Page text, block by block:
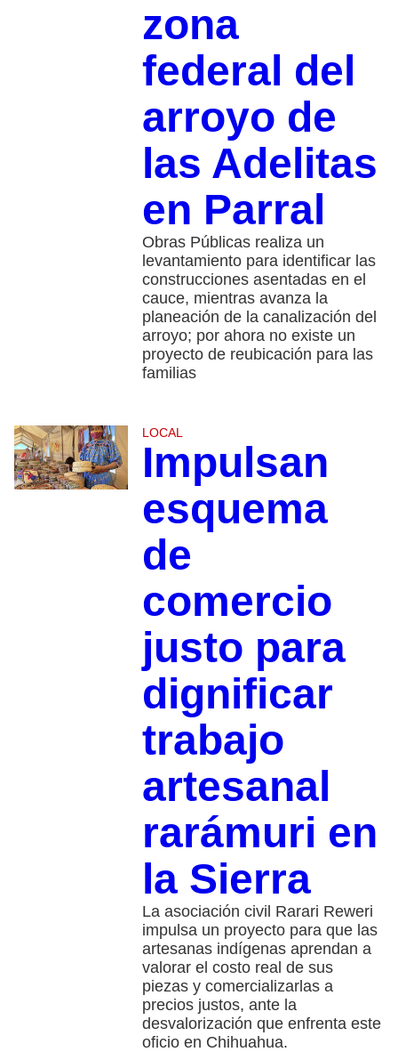
zona
federal del
arroyo de
las Adelitas
en Parral
Obras Públicas realiza un
levantamiento para identificar las
construcciones asentadas en el
cauce, mientras avanza la
planeación de la canalización del
arroyo; por ahora no existe un
proyecto de reubicación para las
familias
LOCAL
Impulsan
esquema
de
comercio
justo para
dignificar
trabajo
artesanal
rarámuri en
la Sierra
La asociación civil Rarari Reweri
impulsa un proyecto para que las
artesanas indígenas aprendan a
valorar el costo real de sus
piezas y comercializarlas a
precios justos, ante la
desvalorización que enfrenta este
oficio en Chihuahua.